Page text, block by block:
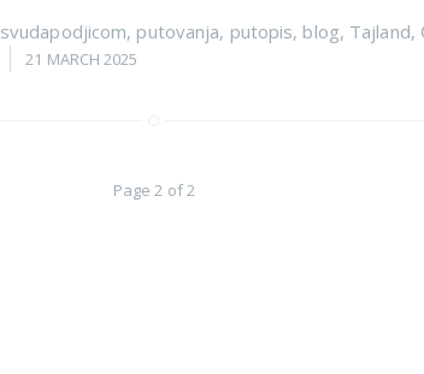
svudapodjicom, putovanja, putopis, blog, Tajland,
21 MARCH 2025
Page 2 of 2